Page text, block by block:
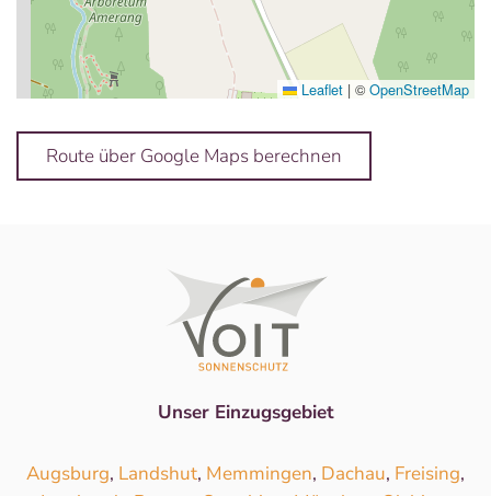
Leaflet | © OpenStreetMap
Route über Google Maps berechnen
Unser Einzugsgebiet
Augsburg, Landshut, Memmingen, Dachau, Freising,